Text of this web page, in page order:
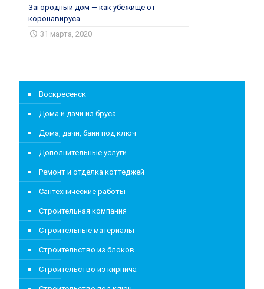
Загородный дом — как убежище от
коронавируса
31 марта, 2020
Воскресенск
Дома и дачи из бруса
Дома, дачи, бани под ключ
Дополнительные услуги
Ремонт и отделка коттеджей
Сантехнические работы
Строительная компания
Строительные материалы
Строительство из блоков
Строительство из кирпича